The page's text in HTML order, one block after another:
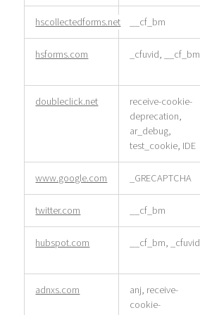
hscollectedforms.net __cf_bm
hsforms.com _cfuvid, __cf_bm
doubleclick.net
receive-cookie-
deprecation,
ar_debug,
test_cookie, IDE
www.google.com _GRECAPTCHA
twitter.com __cf_bm
hubspot.com __cf_bm, _cfuvid
adnxs.com
anj, receive-
cookie-